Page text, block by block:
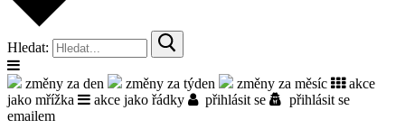
Hledat:
změny za den změny za týden změny za měsíc
akce
jako mřížka
akce jako řádky přihlásit se
přihlásit se
emailem